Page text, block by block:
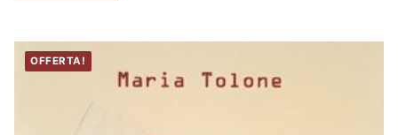
OFFERTA!